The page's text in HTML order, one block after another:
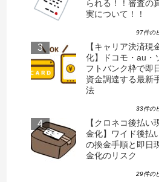
られる！！審査の
実について！！
97件の
【キャリア決済現
化】ドコモ・au・
フトバンク枠で即
資金調達する最新
法
33件の
【クロネコ後払い
金化】ワイド後払
の換金手順と即日
金化のリスク
29件の